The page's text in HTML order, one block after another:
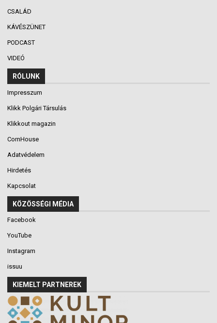
CSALÁD
KÁVÉSZÜNET
PODCAST
VIDEÓ
RÓLUNK
Impresszum
Klikk Polgári Társulás
Klikkout magazin
CornHouse
Adatvédelem
Hirdetés
Kapcsolat
KÖZÖSSÉGI MÉDIA
Facebook
YouTube
Instagram
issuu
KIEMELT PARTNEREK